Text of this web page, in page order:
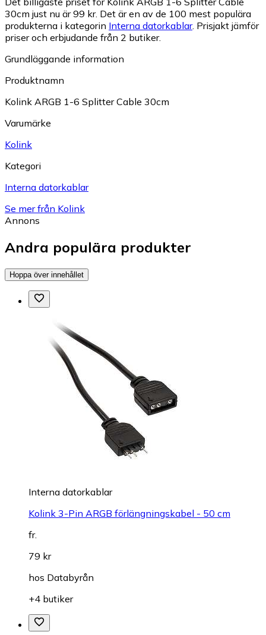
30cm just nu är 99 kr. Det är en av de 100 mest populära
produkterna i kategorin Interna datorkablar. Prisjakt jämför
priser och erbjudande från 2 butiker.
Grundläggande information
Produktnamn
Kolink ARGB 1-6 Splitter Cable 30cm
Varumärke
Kolink
Kategori
Interna datorkablar
Se mer från Kolink
Annons
Andra populära produkter
Hoppa över innehållet
Interna datorkablar
Kolink 3-Pin ARGB förlängningskabel - 50 cm
fr.
79 kr
hos Databyrån
+4 butiker